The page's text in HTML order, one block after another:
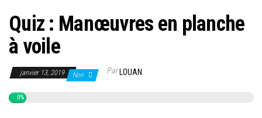
Quiz : Manœuvres en planche
à voile
janvier 13, 2019 Non ParLOUAN
0%